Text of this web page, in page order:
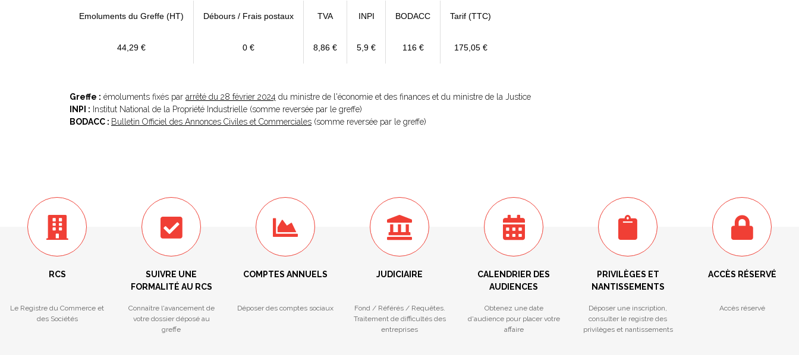
Emoluments du Greffe (HT) Débours / Frais postaux TVA INPI BODACC Tarif (TTC)
44,29 € 0 € 8,86 € 5,9 € 116 € 175,05 €
Greffe : émoluments fixés par arrêté du 28 février 2024 du ministre de l'économie et des finances et du ministre de la Justice
INPI : Institut National de la Propriété Industrielle (somme reversée par le greffe)
BODACC : Bulletin Officiel des Annonces Civiles et Commerciales (somme reversée par le greffe)
RCS
Le Registre du Commerce et
des Sociétés
SUIVRE UNE
FORMALITÉ AU RCS
Connaître l'avancement de
votre dossier déposé au
greffe
COMPTES ANNUELS
Déposer des comptes sociaux
JUDICIAIRE
Fond / Référés / Requêtes.
Traitement de difficultés des
entreprises
CALENDRIER DES
AUDIENCES
Obtenez une date
d'audience pour placer votre
affaire
PRIVILÈGES ET
NANTISSEMENTS
Déposer une inscription,
consulter le registre des
privilèges et nantissements
ACCÈS RÉSERVÉ
Accès réservé